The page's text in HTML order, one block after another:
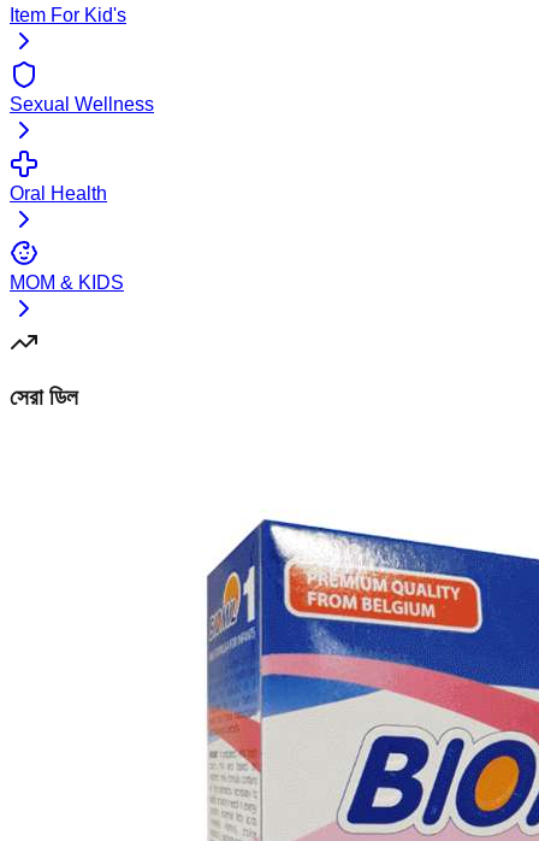
Item For Kid's
Sexual Wellness
Oral Health
MOM & KIDS
সেরা ডিল